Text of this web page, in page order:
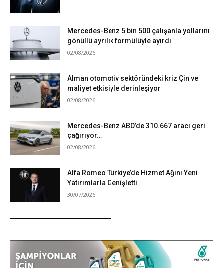
Mercedes-Benz 5 bin 500 çalışanla yollarını
gönüllü ayrılık formülüyle ayırdı
02/08/2026
Alman otomotiv sektöründeki kriz Çin ve
maliyet etkisiyle derinleşiyor
02/08/2026
Mercedes-Benz ABD’de 310.667 aracı geri
çağırıyor…
02/08/2026
Alfa Romeo Türkiye’de Hizmet Ağını Yeni
Yatırımlarla Genişletti
30/07/2026